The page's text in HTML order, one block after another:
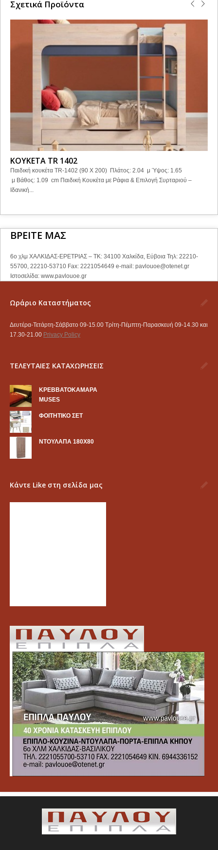
Σχετικά Προϊόντα
ΚΟΥΚΕΤΑ TR 1402
Παιδική κουκέτα TR-1402 (90 X 200) Πλάτος: 2.04 μ Ύψος: 1.65
μ Βάθος: 1.09 cm Παιδική Κουκέτα με Ράφια & Επιλογή Συρταριού –
Ιδανική...
ΒΡΕΙΤΕ ΜΑΣ
6ο χλμ ΧΑΛΚΙΔΑΣ-ΕΡΕΤΡΙΑΣ – ΤΚ: 34100 Χαλκίδα, Εύβοια Τηλ: 22210-
55700, 22210-53710 Fax: 2221054649 e-mail: pavlouoe@otenet.gr
Ιστοσελίδα: www.pavlouoe.gr
Ωράριο Καταστήματος
Δευτέρα-Τετάρτη-Σάββατο 09-15.00 Τρίτη-Πέμπτη-Παρασκευή 09-14.30 και
17.30-21.00 Privacy Policy
ΤΕΛΕΥΤΑΙΕΣ ΚΑΤΑΧΩΡΗΣΕΙΣ
KΡΕΒΒΑΤΟΚΑΜΑΡΑ
MUSES
ΦΟΙΤΗΤΙΚΟ ΣΕΤ
ΝΤΟΥΛΑΠΑ 180Χ80
Κάντε Like στη σελίδα μας